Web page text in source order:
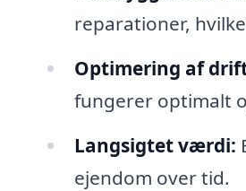
reparationer,
Optimering af
fungerer optimalt
Langsigtet værdi:
ejendom over tid.